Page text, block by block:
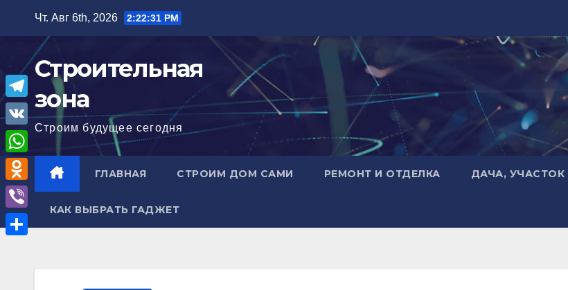
содержимому
Чт. Авг 6th, 2026 2:22:32 PM
Строительная
зона
Строим будущее сегодня
ГЛАВНАЯ СТРОИМ ДОМ САМИ РЕМОНТ И ОТДЕЛКА ДАЧА, УЧАСТОК
КАК ВЫБРАТЬ ГАДЖЕТ
T
e
l
e
g
r
V
K
W
h
a
O
d
n
V